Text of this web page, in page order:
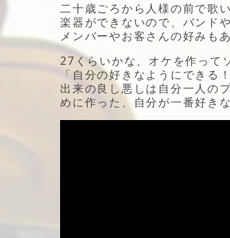
二十歳ごろから人様の前で歌
楽器ができないので、バンド
メンバーやお客さんの好みも
27くらいかな、オケを作って
「自分の好きなようにできる
出来の良し悪しは自分一人の
めに作った、自分が一番好き